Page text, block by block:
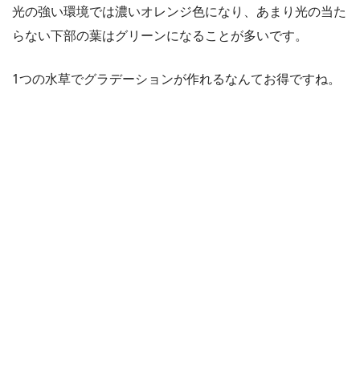
光の強い環境では濃いオレンジ色になり、あまり光の当た
らない下部の葉はグリーンになることが多いです。
1つの水草でグラデーションが作れるなんてお得ですね。